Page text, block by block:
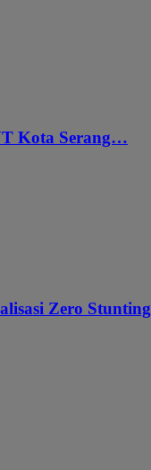
Kota Serang…
Zero Stunting